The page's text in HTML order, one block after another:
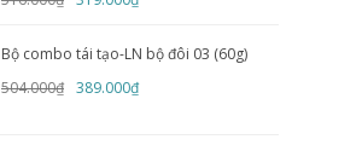
Bộ combo tái tạo-LN bộ đôi 03 (60g)
504.000₫ 389.000₫